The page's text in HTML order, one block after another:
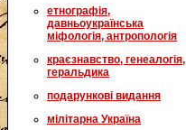
етнографія,
давньоукраїнська
міфологія, антропологія
краєзнавство, генеалогія,
геральдика
подарункові видання
мілітарна Україна